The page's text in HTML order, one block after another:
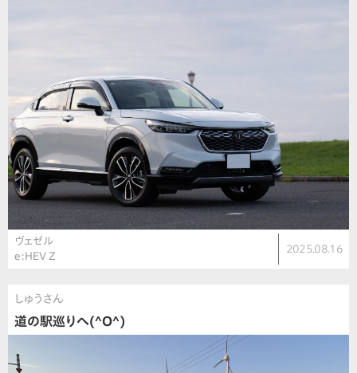
ヴェゼル
e:HEV Z
2025.08.16
しゅうさん
道の駅巡りへ(^O^)